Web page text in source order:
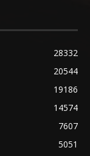
28332
20544
19186
14574
7607
5051